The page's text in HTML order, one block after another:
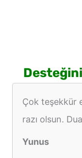
Çok teşekkür
razı olsun.
Yunus